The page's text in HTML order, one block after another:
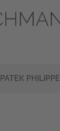
PATEK PHILIPPE